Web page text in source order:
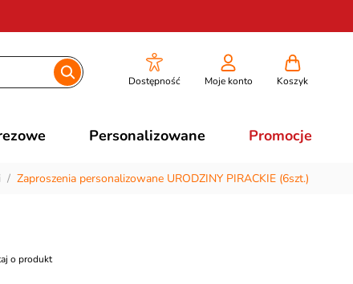
Dostępność Moje konto Koszyk
Personalizowane Promocje
/ Zaproszenia personalizowane URODZINY PIRACKIE (6szt.)
o produkt